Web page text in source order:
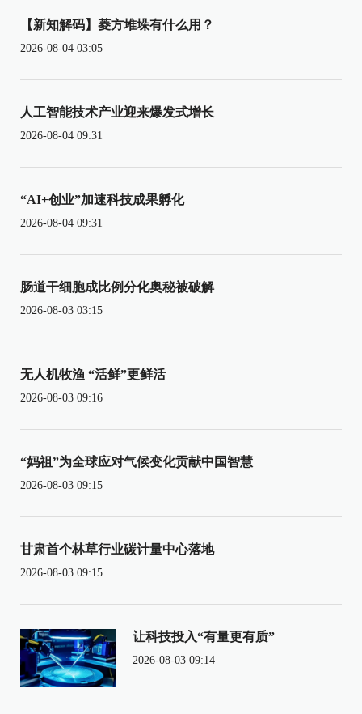
【新知解码】菱方堆垛有什么用？
2026-08-04 03:05
人工智能技术产业迎来爆发式增长
2026-08-04 09:31
“AI+创业”加速科技成果孵化
2026-08-04 09:31
肠道干细胞成比例分化奥秘被破解
2026-08-03 03:15
无人机牧渔 “活鲜”更鲜活
2026-08-03 09:16
“妈祖”为全球应对气候变化贡献中国智慧
2026-08-03 09:15
甘肃首个林草行业碳计量中心落地
2026-08-03 09:15
让科技投入“有量更有质”
2026-08-03 09:14